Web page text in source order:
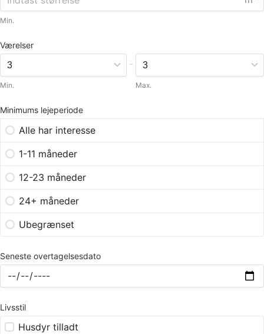
Min.
Værelser
Min.
-
Max.
Minimums lejeperiode
Alle har interesse
1-11 måneder
12-23 måneder
24+ måneder
Ubegrænset
Seneste overtagelsesdato
Livsstil
Husdyr tilladt